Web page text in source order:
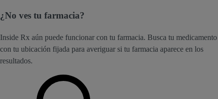
¿No ves tu farmacia?
Inside Rx aún puede funcionar con tu farmacia. Busca tu medicamento
con tu ubicación fijada para averiguar si tu farmacia aparece en los
resultados.